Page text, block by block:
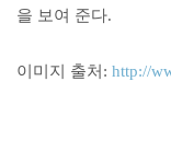
을 보여 준다.
이미지 출처: http://